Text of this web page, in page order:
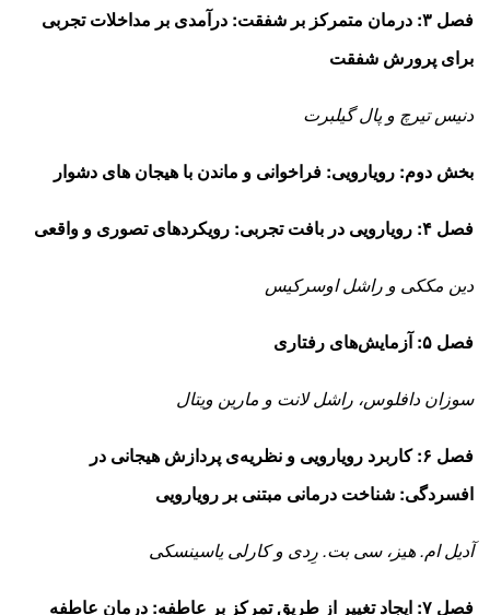
فصل ۳: درمان متمرکز بر شفقت: درآمدی بر مداخلات تجربی
برای پرورش شفقت
دنیس تیرچ و پال گیلبرت
بخش دوم: رویارویی: فراخوانی و ماندن با هیجان ­های دشوار
فصل ۴: رویارویی در بافت تجربی: رویکردهای تصوری و واقعی
دین مک­کی و راشل اوسرکیس
فصل ۵: آزمایش‌های رفتاری
سوزان دافلوس، راشل لانت و مارین ویتال
فصل ۶: کاربرد رویارویی و نظریه‌ی پردازش هیجانی در
افسردگی: شناخت درمانی مبتنی بر رویارویی
آدیل ام. هیز، سی بت. رِدی و کارلی یاسینسکی
فصل ۷: ایجاد تغییر از طریق تمرکز بر عاطفه: درمان عاطفه